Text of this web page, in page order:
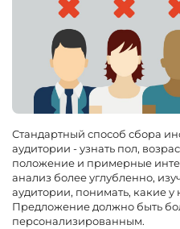
Стандартный способ сбора
аудитории - узнать пол,
положение и примерные
анализ более углубленно,
аудитории, понимать, какие
Предложение должно быть
персонализированным.